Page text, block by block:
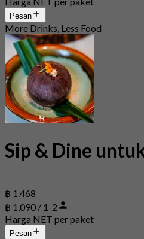
Pesan
More Drinks, Less Food
Sip & Dine
฿ 1.468
฿ 1,090 / 1-2
Harga NET per paket
Pesan